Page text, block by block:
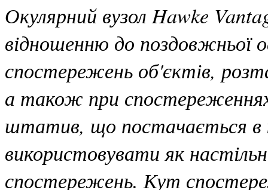
Окулярний вузол Hawke
відношенню до поздовжньої
спостережень об'єктів,
а також при
штатив, що постачається
використовувати як
спостережень. Кут